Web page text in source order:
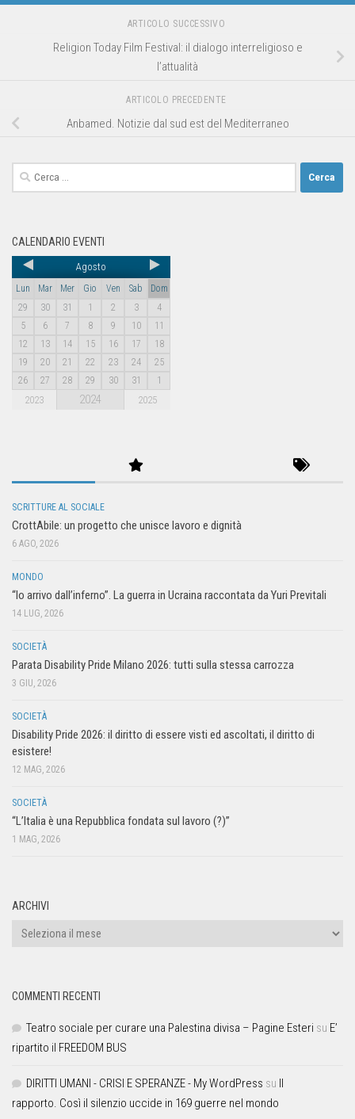
ARTICOLO SUCCESSIVO
Religion Today Film Festival: il dialogo interreligioso e
l’attualità
ARTICOLO PRECEDENTE
Anbamed. Notizie dal sud est del Mediterraneo
CALENDARIO EVENTI
Agosto
Lun Mar Mer Gio Ven Sab
Dom
29
30 31 1 2 3
4
5
6 7 8 9 10
11
12
13 14 15 16 17
18
19
20 21 22 23 24
25
26
27 28 29 30 31 1
2023 2024 2025
SCRITTURE AL SOCIALE
CrottAbile: un progetto che unisce lavoro e dignità
6 AGO, 2026
MONDO
“Io arrivo dall’inferno”. La guerra in Ucraina raccontata da Yuri Previtali
14 LUG, 2026
SOCIETÀ
Parata Disability Pride Milano 2026: tutti sulla stessa carrozza
3 GIU, 2026
SOCIETÀ
Disability Pride 2026: il diritto di essere visti ed ascoltati, il diritto di
esistere!
12 MAG, 2026
SOCIETÀ
“L’Italia è una Repubblica fondata sul lavoro (?)”
1 MAG, 2026
ARCHIVI
COMMENTI RECENTI
Teatro sociale per curare una Palestina divisa – Pagine Esteri su E’
ripartito il FREEDOM BUS
DIRITTI UMANI - CRISI E SPERANZE - My WordPress su Il
rapporto. Così il silenzio uccide in 169 guerre nel mondo